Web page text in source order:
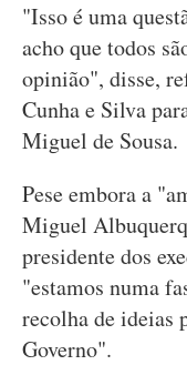
"Isso é uma
acho que todos
opinião", disse,
Cunha e Silva
Miguel de Sousa.
Pese embora a
Miguel
presidente dos
"estamos numa
recolha de ideias
Governo".